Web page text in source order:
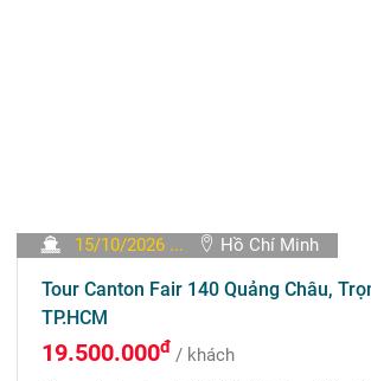
15/10/2026 ... Hồ Chí Minh
Tour Canton Fair 140 Quảng Châu,
TP.HCM
19.500.000đ / khách